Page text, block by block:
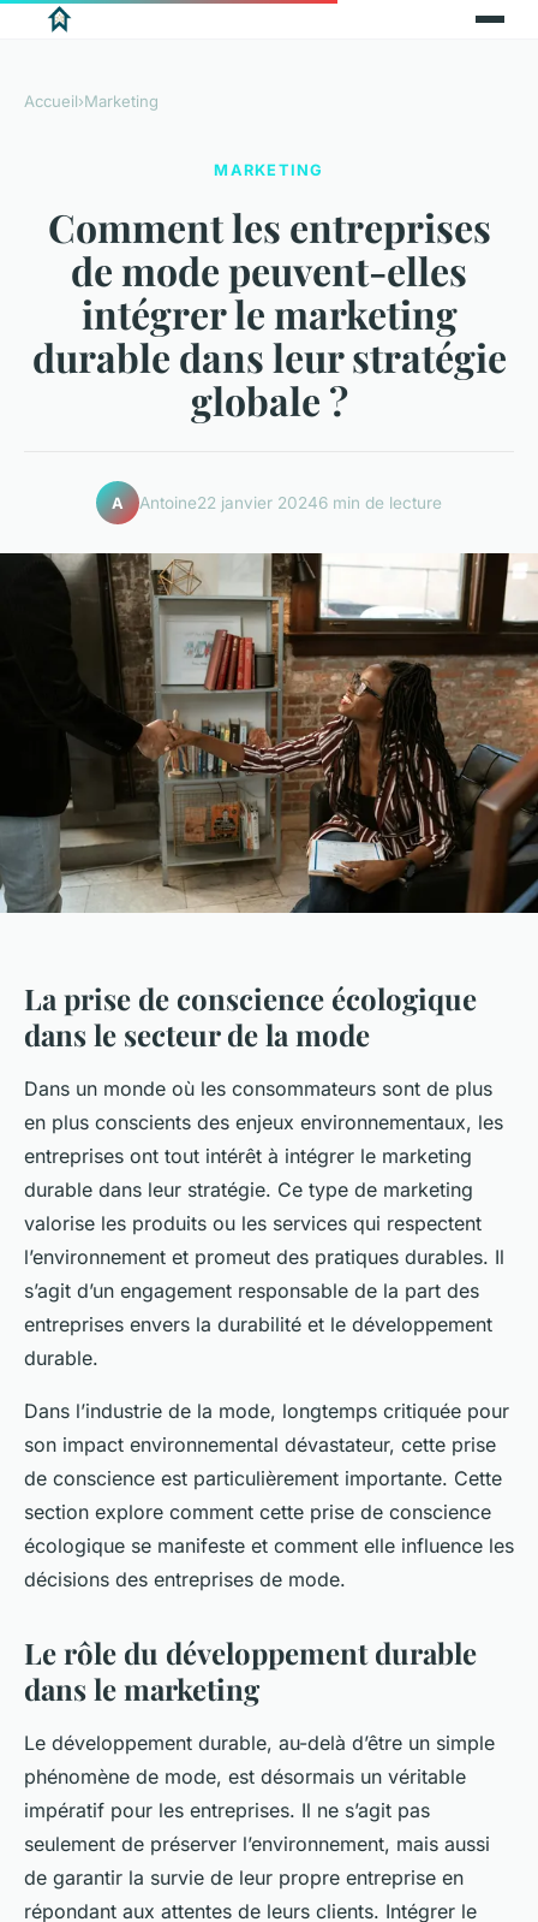
Accueil›Marketing
MARKETING
Comment les entreprises
de mode peuvent-elles
intégrer le marketing
durable dans leur stratégie
globale ?
A Antoine22 janvier 20246 min de lecture
La prise de conscience écologique
dans le secteur de la mode
Dans un monde où les consommateurs sont de plus
en plus conscients des enjeux environnementaux, les
entreprises ont tout intérêt à intégrer le marketing
durable dans leur stratégie. Ce type de marketing
valorise les produits ou les services qui respectent
l’environnement et promeut des pratiques durables. Il
s’agit d’un engagement responsable de la part des
entreprises envers la durabilité et le développement
durable.
Dans l’industrie de la mode, longtemps critiquée pour
son impact environnemental dévastateur, cette prise
de conscience est particulièrement importante. Cette
section explore comment cette prise de conscience
écologique se manifeste et comment elle influence les
décisions des entreprises de mode.
Le rôle du développement durable
dans le marketing
Le développement durable, au-delà d’être un simple
phénomène de mode, est désormais un véritable
impératif pour les entreprises. Il ne s’agit pas
seulement de préserver l’environnement, mais aussi
de garantir la survie de leur propre entreprise en
répondant aux attentes de leurs clients. Intégrer le